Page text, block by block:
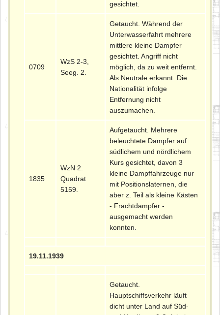
gesichtet.
0709
WzS 2-3,
Seeg. 2.
Getaucht. Während der
Unterwasserfahrt mehrere
mittlere kleine Dampfer
gesichtet. Angriff nicht
möglich, da zu weit entfernt.
Als Neutrale erkannt. Die
Nationalität infolge
Entfernung nicht
auszumachen.
1835
WzN 2.
Quadrat
5159.
Aufgetaucht. Mehrere
beleuchtete Dampfer auf
südlichem und nördlichem
Kurs gesichtet, davon 3
kleine Dampffahrzeuge nur
mit Positionslaternen, die
aber z. Teil als kleine Kästen
- Frachtdampfer -
ausgemacht werden
konnten.
19.11.1939
Getaucht.
Hauptschiffsverkehr läuft
dicht unter Land auf Süd-